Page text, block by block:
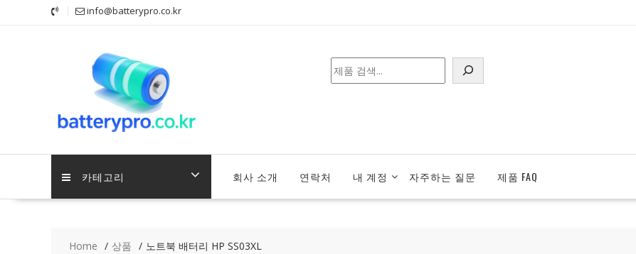
info@batterypro.co.kr
검
색
카테고리 회사 소개 연락처 내 계정 자주하는 질문 제품 FAQ
Home 상품 노트북 배터리 HP SS03XL